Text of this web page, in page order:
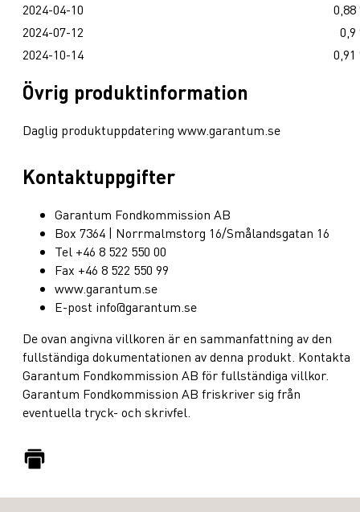
2024-04-10
0,88
2024-07-12
0,9
2024-10-14
0,91
Övrig produktinformation
Daglig produktuppdatering www.garantum.se
Kontaktuppgifter
Garantum Fondkommission AB
Box 7364 | Norrmalmstorg 16/Smålandsgatan 16
Tel +46 8 522 550 00
Fax +46 8 522 550 99
www.garantum.se
E-post info@garantum.se
De ovan angivna villkoren är en sammanfattning av den
fullständiga dokumentationen av denna produkt. Kontakta
Garantum Fondkommission AB för fullständiga villkor.
Garantum Fondkommission AB friskriver sig från
eventuella tryck- och skrivfel.